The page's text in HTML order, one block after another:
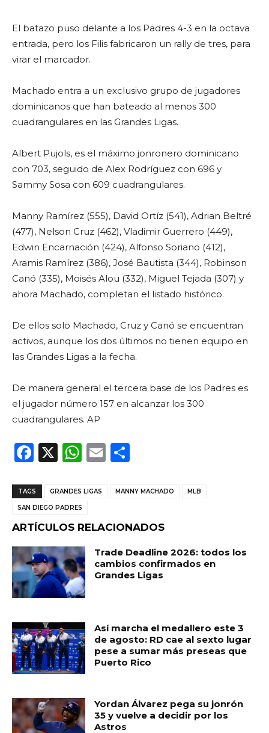
El batazo puso delante a los Padres 4-3 en la octava
entrada, pero los Filis fabricaron un rally de tres, para
virar el marcador.
Machado entra a un exclusivo grupo de jugadores
dominicanos que han bateado al menos 300
cuadrangulares en las Grandes Ligas.
Albert Pujols, es el máximo jonronero dominicano
con 703, seguido de Alex Rodríguez con 696 y
Sammy Sosa con 609 cuadrangulares.
Manny Ramírez (555), David Ortíz (541), Adrian Beltré
(477), Nelson Cruz (462), Vladimir Guerrero (449),
Edwin Encarnación (424), Alfonso Soriano (412),
Aramis Ramírez (386), José Bautista (344), Robinson
Canó (335), Moisés Alou (332), Miguel Tejada (307) y
ahora Machado, completan el listado histórico.
De ellos solo Machado, Cruz y Canó se encuentran
activos, aunque los dos últimos no tienen equipo en
las Grandes Ligas a la fecha.
De manera general el tercera base de los Padres es
el jugador número 157 en alcanzar los 300
cuadrangulares. AP
F
c
e
b
o
o
k
X
W
a
A
p
p
E
ai m
ar
ti
r
TAGS GRANDES LIGAS MANNY MACHADO MLB
SAN DIEGO PADRES
ARTÍCULOS RELACIONADOS
Trade Deadline 2026: todos los
cambios confirmados en
Grandes Ligas
Así marcha el medallero este 3
de agosto: RD cae al sexto lugar
pese a sumar más preseas que
Puerto Rico
Yordan Álvarez pega su jonrón
35 y vuelve a decidir por los
Astros